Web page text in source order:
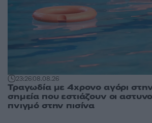
23:2608.08.26
Τραγωδία με 4χρονο αγόρι
σημεία που εστιάζουν οι
πνιγμό στην πισίνα